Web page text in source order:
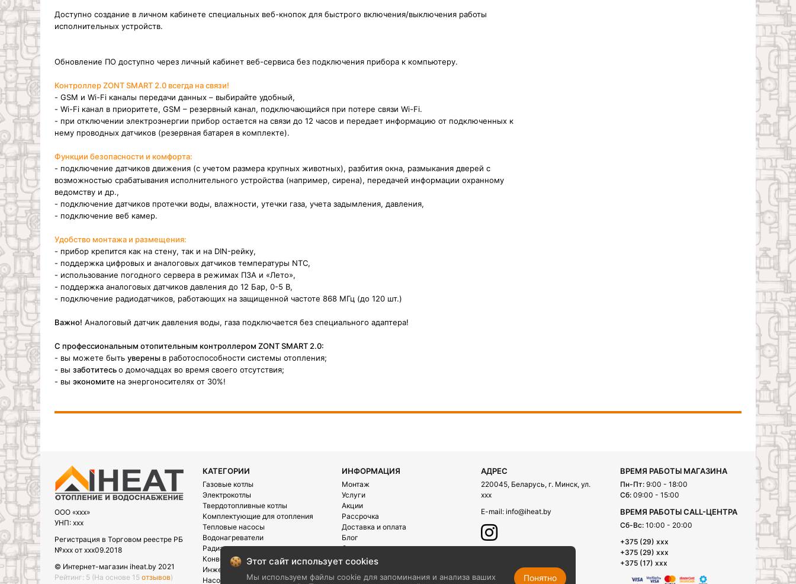
Доступно создание в личном кабинете специальных веб-кнопок для быстрого включения/выключения работы
исполнительных устройств.
Обновление ПО доступно через личный кабинет веб-сервиса без подключения прибора к компьютеру.
Контроллер ZONT SMART 2.0 всегда на связи!
- GSM и Wi-Fi каналы передачи данных – выбирайте удобный,
- Wi-Fi канал в приоритете, GSM – резервный канал, подключающийся при потере связи Wi-Fi.
- при отключении электроэнергии прибор остается на связи до 12 часов и передает информацию от подключенных к
нему проводных датчиков (резервная батарея в комплекте).
Функции безопасности и комфорта:
- подключение датчиков движения (с учетом размера крупных животных), разбития окна, размыкания дверей с
возможностью срабатывания исполнительного устройства (например, сирена), передачей информации охранному
ведомству и др.,
- подключение датчиков протечки воды, влажности, утечки газа, учета задымления, давления,
- подключение веб камер.
Удобство монтажа и размещения:
- прибор крепится как на стену, так и на DIN-рейку,
- поддержка цифровых и аналоговых датчиков температуры NTC,
- использование погодного сервера в режимах ПЗА и «Лето»,
- поддержка аналоговых датчиков давления до 12 Бар, 0-5 В,
- подключение радиодатчиков, работающих на защищенной частоте 868 МГц (до 120 шт.)
Важно! Аналоговый датчик давления воды, газа подключается без специального адаптера!
С профессиональным отопительным контроллером ZONT SMART 2.0:
- вы можете быть уверены в работоспособности системы отопления;
- вы заботитесьо домочадцах во время своего отсутствия;
- вы экономите на энергоносителях от 30%!
OOO «xxx»
УНП: xxx
Регистрация в Торговом реестре РБ
№xxx от xxx09.2018
© Интернет-магазин iheat.by 2021
Рейтинг: 5 (На основе 15 отзывов)
КАТЕГОРИИ
Газовые котлы
Электрокотлы
Твердотопливные котлы
Комплектующие для отопления
Тепловые насосы
Водонагреватели
Радиаторы
Конвектора
Инженерная сантехника
Насосы
ИНФОРМАЦИЯ
Монтаж
Услуги
Акции
Рассрочка
Доставка и оплата
Блог
О компании
Контакты
АДРЕС
220045, Беларусь, г. Минск, ул.
xxx
E-mail: info@iheat.by
ВРЕМЯ РАБОТЫ МАГАЗИНА
Пн-Пт: 9:00 - 18:00
Сб: 09:00 - 15:00
ВРЕМЯ РАБОТЫ CALL-ЦЕНТРА
Сб-Вс: 10:00 - 20:00
+375 (29) xxx
+375 (29) xxx
+375 (17) xxx
Этот сайт использует cookies
Мы используем файлы cookie для запоминания и анализа ваших
Понятно